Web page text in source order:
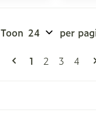
Pagina's
U lees
1 Pagina
2 Pagina
3 4
Toon per